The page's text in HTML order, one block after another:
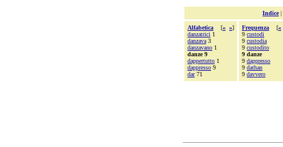
Indice|
Alfabetica [« »]
danzatrici 1
danzava 3
danzavano 1
danze 9
dappertutto 1
dappresso 9
dar71
Frequenza [«
9 custodi
9 custodia
9 custodito
9 danze
9 dappresso
9 dathan
9 davvero